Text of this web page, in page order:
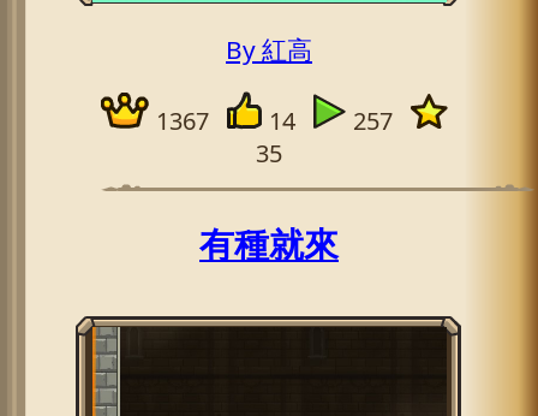
By 紅高
1367 14
257
35
有種就來